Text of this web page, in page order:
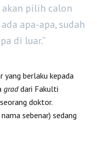
pilih calon
apa-apa, sudah
di luar.”
yang berlaku kepada
graddari Fakulti
doktor.
sebenar) sedang